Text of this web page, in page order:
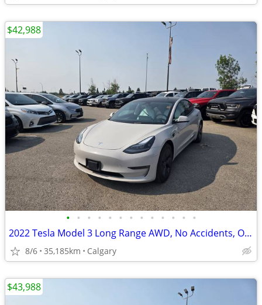
• • • • • • • • • • • • •
2022 Tesla Model 3 Long Range AWD, No Accidents, One Owner #11173
8/6 35,185km Calgary
$42,988
$43,988